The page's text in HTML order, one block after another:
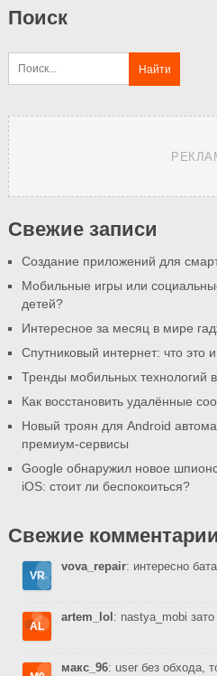
Поиск
Свежие записи
Создание приложений для
Мобильные игры или
детей?
Интересное за месяц в мире
Спутниковый интернет: что это
Тренды мобильных технологий
Как восстановить удалённые
Новый троян для Android
премиум-сервисы
Google обнаружил новое
iOS: стоит ли беспокоиться?
Свежие комментарии
vova_repair: интересно
artem_lol : nastya_mobi
макс_96: user без обхода,